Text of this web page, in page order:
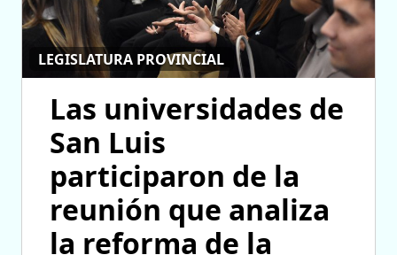
LEGISLATURA PROVINCIAL
Las universidades de
San Luis
participaron de la
reunión que analiza
la reforma de la